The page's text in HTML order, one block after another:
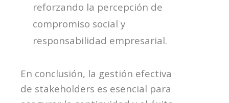
reforzando la percepción de
compromiso social y
responsabilidad empresarial.
En conclusión, la gestión efectiva
de stakeholders es esencial para